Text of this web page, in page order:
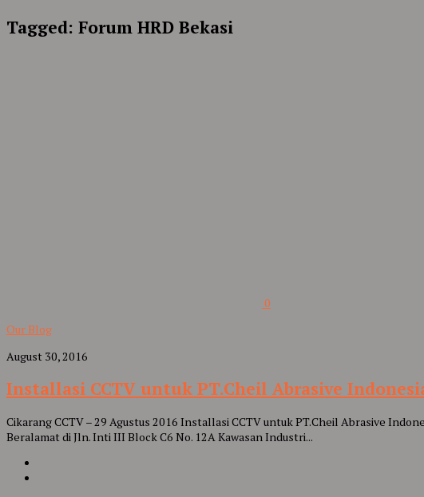
Tagged: Forum HRD Bekasi
0
Our Blog
August 30, 2016
Installasi CCTV untuk PT.Cheil Abrasive
Cikarang CCTV – 29 Agustus 2016 Installasi CCTV untuk PT.Cheil Abrasive
Beralamat di Jln. Inti III Block C6 No. 12A Kawasan Industri...